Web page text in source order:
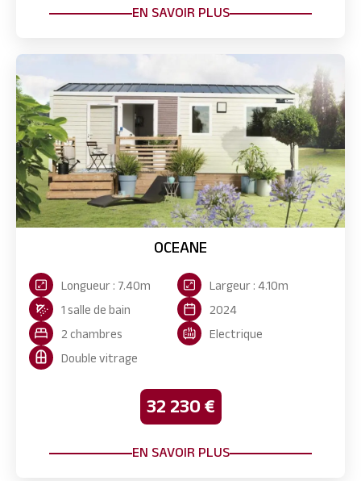
EN SAVOIR PLUS
OCEANE
Longueur : 7.40m
Largeur : 4.10m
1 salle de bain
2024
2 chambres
Electrique
Double vitrage
32 230 €
EN SAVOIR PLUS